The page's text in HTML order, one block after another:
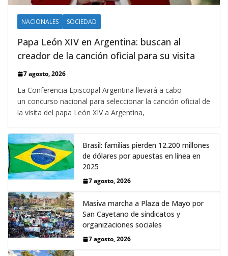
NACIONALES SOCIEDAD
Papa León XIV en Argentina: buscan al
creador de la canción oficial para su visita
7 agosto, 2026
La Conferencia Episcopal Argentina llevará a cabo
un concurso nacional para seleccionar la canción oficial de
la visita del papa León XIV a Argentina,
Brasil: familias pierden 12.200 millones
de dólares por apuestas en línea en
2025
7 agosto, 2026
Masiva marcha a Plaza de Mayo por
San Cayetano de sindicatos y
organizaciones sociales
7 agosto, 2026